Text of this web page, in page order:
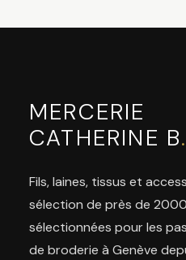
MERCERIE
CATHERINE B.
Fils, laines, tissus et
sélection de près de
sélectionnées pour les
de broderie à Genève